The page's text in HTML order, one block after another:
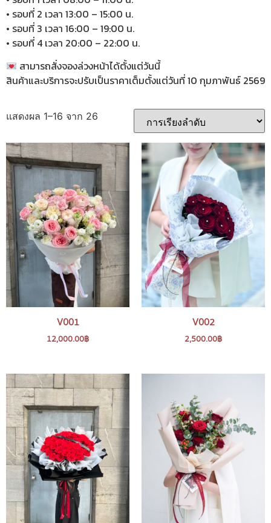
• รอบที่ 2 เวลา 13:00 – 15:00 น.
• รอบที่ 3 เวลา 16:00 – 19:00 น.
• รอบที่ 4 เวลา 20:00 – 22:00 น.
สามารถสั่งจองล่วงหน้าได้ตั้งแต่วันนี้
สินค้าและบริการจะปรับเป็นราคาเต็มตั้งแต่วันที่ 10 กุมภาพันธ์ 2569
แสดงผล 1–16 จาก 26
V001
12,000.00฿
V002
2,500.00฿